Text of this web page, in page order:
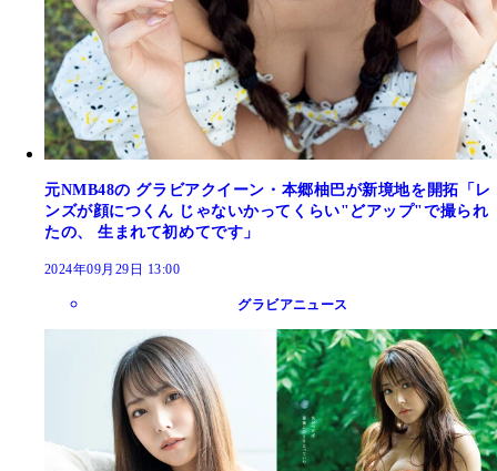
元NMB48の グラビアクイーン・本郷柚巴が新境地を開拓「レ
ンズが顔につくん じゃないかってくらい"どアップ"で撮られ
たの、 生まれて初めてです」
2024年09月29日 13:00
グラビアニュース